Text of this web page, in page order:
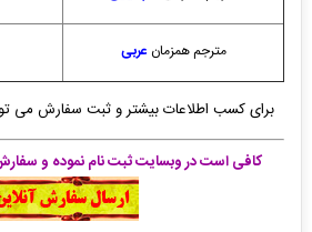
مترجم همزمان عربی
برای کسب اطلاعات بیشتر و ثبت سفارش می
کافی است در وبسایت ثبت نام نموده و